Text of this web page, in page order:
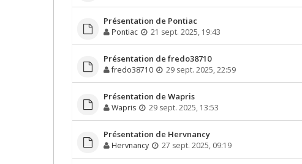
Présentation de Pontiac
Pontiac 21 sept. 2025, 19:43
Présentation de fredo38710
fredo38710 29 sept. 2025, 22:59
Présentation de Wapris
Wapris 29 sept. 2025, 13:53
Présentation de Hervnancy
Hervnancy 27 sept. 2025, 09:19